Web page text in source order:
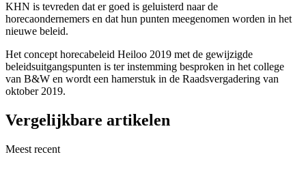
KHN is tevreden dat er goed is geluisterd naar de
horecaondernemers en dat hun punten meegenomen worden in het
nieuwe beleid.
Het concept horecabeleid Heiloo 2019 met de gewijzigde
beleidsuitgangspunten is ter instemming besproken in het college
van B&W en wordt een hamerstuk in de Raadsvergadering van
oktober 2019.
Vergelijkbare artikelen
Meest recent